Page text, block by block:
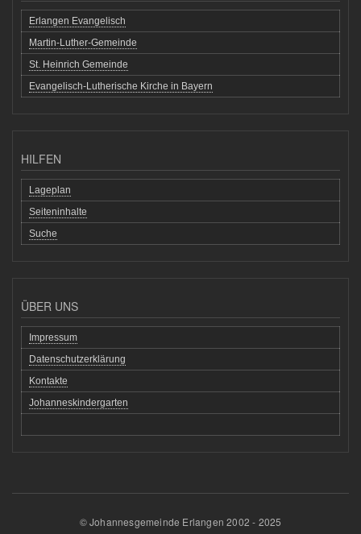
Erlangen Evangelisch
Martin-Luther-Gemeinde
St. Heinrich Gemeinde
Evangelisch-Lutherische Kirche in Bayern
HILFEN
Lageplan
Seiteninhalte
Suche
ÜBER UNS
Impressum
Datenschutzerklärung
Kontakte
Johanneskindergarten
© Johannesgemeinde Erlangen 2002 - 2025